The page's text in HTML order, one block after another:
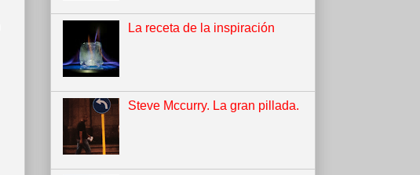
La receta de la inspiración
Steve Mccurry. La gran pillada.